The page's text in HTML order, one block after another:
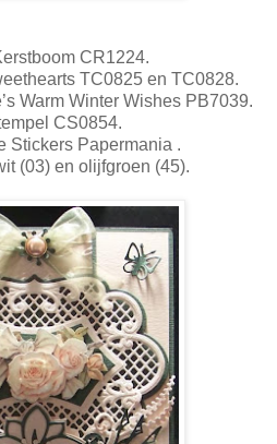
CR1224.
TC0825 en TC0828.
Warm Winter Wishes PB7039.
CS0854.
Stickers Papermania .
(03) en olijfgroen (45).